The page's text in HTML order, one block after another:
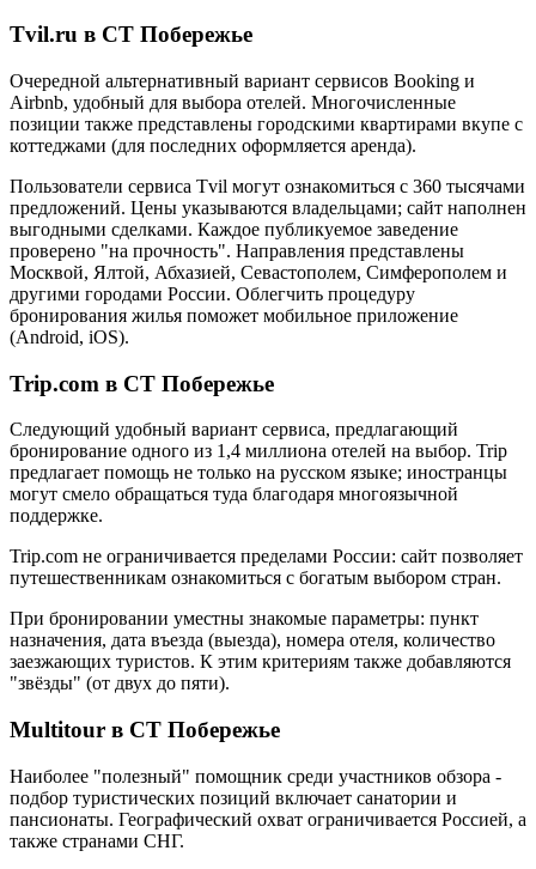
Tvil.ru в СТ Побережье
Очередной альтернативный вариант сервисов Booking и
Airbnb, удобный для выбора отелей. Многочисленные
позиции также представлены городскими квартирами вкупе с
коттеджами (для последних оформляется аренда).
Пользователи сервиса Tvil могут ознакомиться с 360 тысячами
предложений. Цены указываются владельцами; сайт наполнен
выгодными сделками. Каждое публикуемое заведение
проверено "на прочность". Направления представлены
Москвой, Ялтой, Абхазией, Севастополем, Симферополем и
другими городами России. Облегчить процедуру
бронирования жилья поможет мобильное приложение
(Android, iOS).
Trip.com в СТ Побережье
Следующий удобный вариант сервиса, предлагающий
бронирование одного из 1,4 миллиона отелей на выбор. Trip
предлагает помощь не только на русском языке; иностранцы
могут смело обращаться туда благодаря многоязычной
поддержке.
Trip.com не ограничивается пределами России: сайт позволяет
путешественникам ознакомиться с богатым выбором стран.
При бронировании уместны знакомые параметры: пункт
назначения, дата въезда (выезда), номера отеля, количество
заезжающих туристов. К этим критериям также добавляются
"звёзды" (от двух до пяти).
Multitour в СТ Побережье
Наиболее "полезный" помощник среди участников обзора -
подбор туристических позиций включает санатории и
пансионаты. Географический охват ограничивается Россией, а
также странами СНГ.